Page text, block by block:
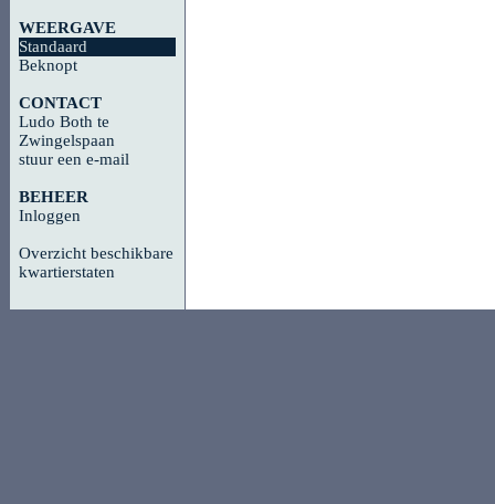
WEERGAVE
Standaard
Beknopt
CONTACT
Ludo Both te
Zwingelspaan
stuur een e-mail
BEHEER
Inloggen
Overzicht beschikbare
kwartierstaten